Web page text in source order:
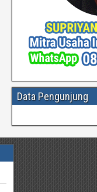
Data Pengunjung